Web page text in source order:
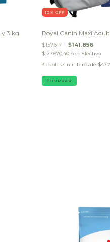
3 kg
10% OFF
Royal Canin Maxi
$157.617 $141.856
$127.670,40 con Efectivo
3 cuotas sin interés de